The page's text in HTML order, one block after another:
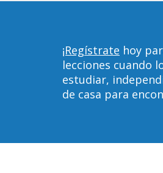
¡Regístrate hoy
lecciones cuando
estudiar,
de casa para